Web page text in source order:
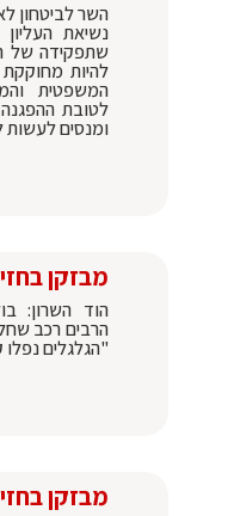
השר לביטחון
נשיאת
שתפקידה של
להיות
המשפטית
לטובת
ומנסים לעשות
מבזקן
הוד השרון:
הרבים רכב
"הגלגלים
מבזקן